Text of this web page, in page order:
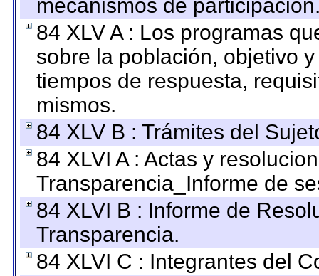
mecanismos de
84 XLV A : Los programas
sobre la población, objetivo
tiempos de respuesta,
mismos.
84 XLV B : Trámites del
84 XLVI A : Actas y
Transparencia_Informe de
84 XLVI B : Informe de
Transparencia.
84 XLVI C : Integrantes del